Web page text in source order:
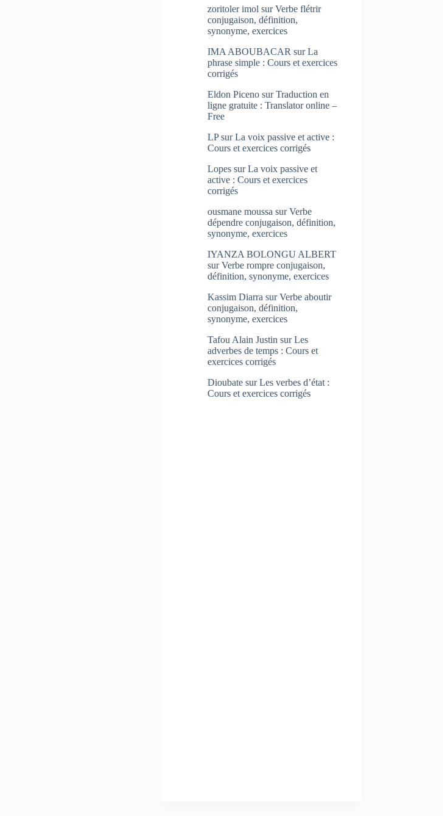
zoritoler imol surVerbe flétrir
conjugaison, définition,
synonyme, exercices
IMA ABOUBACAR surLa
phrase simple : Cours et exercices
corrigés
Eldon Piceno surTraduction en
ligne gratuite : Translator online –
Free
LPsurLa voix passive et active :
Cours et exercices corrigés
Lopes surLa voix passive et
active : Cours et exercices
corrigés
ousmane moussa surVerbe
dépendre conjugaison, définition,
synonyme, exercices
IYANZA BOLONGU ALBERT
surVerbe rompre conjugaison,
définition, synonyme, exercices
Kassim Diarra surVerbe aboutir
conjugaison, définition,
synonyme, exercices
Tafou Alain Justin surLes
adverbes de temps : Cours et
exercices corrigés
Dioubate surLes verbes d’état :
Cours et exercices corrigés